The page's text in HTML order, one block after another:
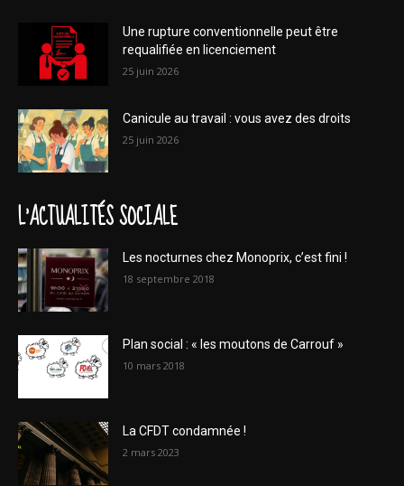
Une rupture conventionnelle peut être
requalifiée en licenciement
25 juin 2026
Canicule au travail : vous avez des droits
25 juin 2026
L'ACTUALITÉS SOCIALE
Les nocturnes chez Monoprix, c’est fini !
18 septembre 2018
Plan social : « les moutons de Carrouf »
10 mars 2018
La CFDT condamnée !
2 mars 2023